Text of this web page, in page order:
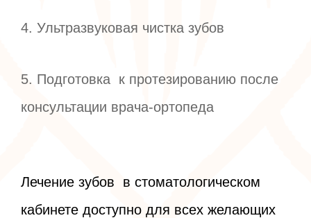
4. Ультразвуковая чистка зубов
5. Подготовка к протезированию после
консультации врача-ортопеда
Лечение зубов в стоматологическом
кабинете доступно для всех желающих